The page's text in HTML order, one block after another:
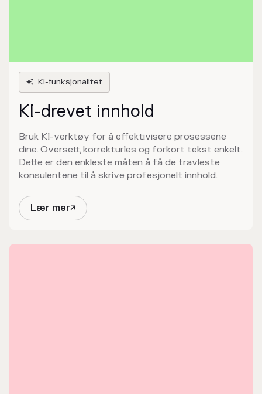
 KI-funksjonalitet
KI-drevet innhold
Bruk KI-verktøy for å effektivisere prosessene
dine. Oversett, korrekturles og forkort tekst enkelt.
Dette er den enkleste måten å få de travleste
konsulentene til å skrive profesjonelt innhold.
Lær mer